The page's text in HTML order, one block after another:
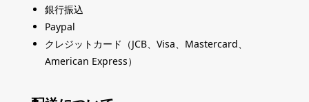
銀行振込
Paypal
クレジットカード（JCB、Visa、Mastercard、
American Express）